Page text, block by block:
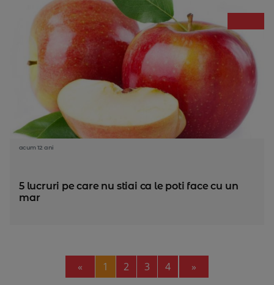
acum 12 ani
5 lucruri pe care nu stiai ca le poti face cu un
mar
« Previous
1 2 3 4 »